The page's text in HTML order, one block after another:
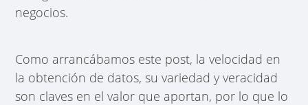
negocios.
Como arrancábamos este post, la velocidad en
la obtención de datos, su variedad y veracidad
son claves en el valor que aportan, por lo que lo